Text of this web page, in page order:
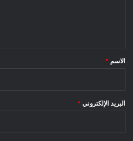
*
الاسم *
البريد الإلكتروني *